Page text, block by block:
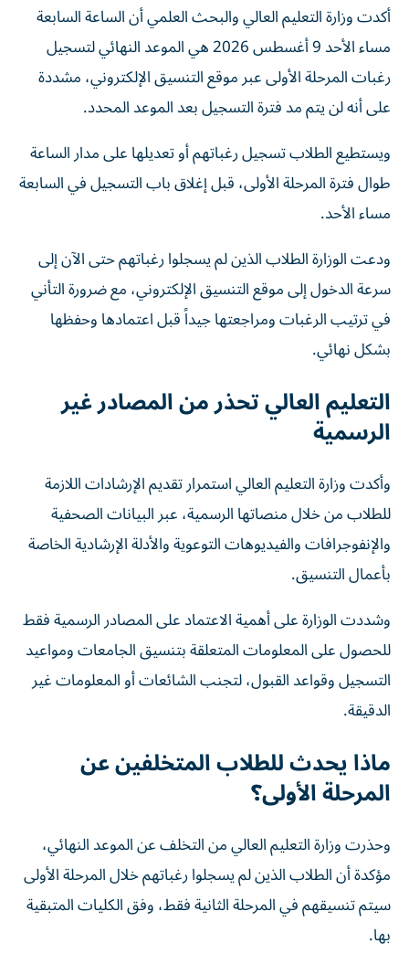
أكدت وزارة التعليم العالي والبحث العلمي أن الساعة السابعة
مساء الأحد 9 أغسطس 2026 هي الموعد النهائي لتسجيل
رغبات المرحلة الأولى عبر موقع التنسيق الإلكتروني، مشددة
على أنه لن يتم مد فترة التسجيل بعد الموعد المحدد.
ويستطيع الطلاب تسجيل رغباتهم أو تعديلها على مدار الساعة
طوال فترة المرحلة الأولى، قبل إغلاق باب التسجيل في السابعة
مساء الأحد.
ودعت الوزارة الطلاب الذين لم يسجلوا رغباتهم حتى الآن إلى
سرعة الدخول إلى موقع التنسيق الإلكتروني، مع ضرورة التأني
في ترتيب الرغبات ومراجعتها جيداً قبل اعتمادها وحفظها
بشكل نهائي.
التعليم العالي تحذر من المصادر غير
الرسمية
وأكدت وزارة التعليم العالي استمرار تقديم الإرشادات اللازمة
للطلاب من خلال منصاتها الرسمية، عبر البيانات الصحفية
والإنفوجرافات والفيديوهات التوعوية والأدلة الإرشادية الخاصة
بأعمال التنسيق.
وشددت الوزارة على أهمية الاعتماد على المصادر الرسمية فقط
للحصول على المعلومات المتعلقة بتنسيق الجامعات ومواعيد
التسجيل وقواعد القبول، لتجنب الشائعات أو المعلومات غير
الدقيقة.
ماذا يحدث للطلاب المتخلفين عن
المرحلة الأولى؟
وحذرت وزارة التعليم العالي من التخلف عن الموعد النهائي،
مؤكدة أن الطلاب الذين لم يسجلوا رغباتهم خلال المرحلة الأولى
سيتم تنسيقهم في المرحلة الثانية فقط، وفق الكليات المتبقية
بها.